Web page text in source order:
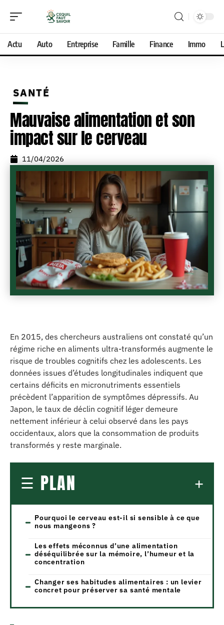
Actu Auto Entreprise Famille Finance Immo
SANTÉ
Mauvaise alimentation et son
impact sur le cerveau
11/04/2026
En 2015, des chercheurs australiens ont constaté qu’un
régime riche en aliments ultra-transformés augmente le
risque de troubles cognitifs chez les adolescents. Les
données issues d’études longitudinales indiquent que
certains déficits en micronutriments essentiels
précèdent l’apparition de symptômes dépressifs. Au
Japon, le taux de déclin cognitif léger demeure
nettement inférieur à celui observé dans les pays
occidentaux, alors que la consommation de produits
transformés y reste marginale.
PLAN
Pourquoi le cerveau est-il si sensible à ce que
nous mangeons ?
Les effets méconnus d’une alimentation
déséquilibrée sur la mémoire, l’humeur et la
concentration
Changer ses habitudes alimentaires : un levier
concret pour préserver sa santé mentale